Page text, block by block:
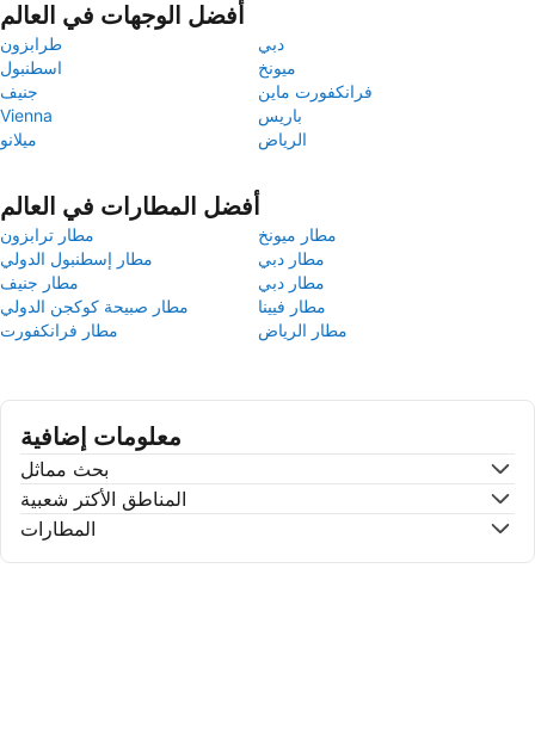
أفضل الوجهات في العالم
طرابزون
دبي
اسطنبول
ميونخ
جنيف
فرانكفورت ماين
Vienna
باريس
ميلانو
الرياض
أفضل المطارات في العالم
مطار ترابزون
مطار ميونخ
مطار إسطنبول الدولي
مطار دبي
مطار جنيف
مطار دبي
مطار صبيحة كوكجن الدولي
مطار فيينا
مطار فرانكفورت
مطار الرياض
معلومات إضافية
بحث مماثل
المناطق الأكتر شعبية
المطارات